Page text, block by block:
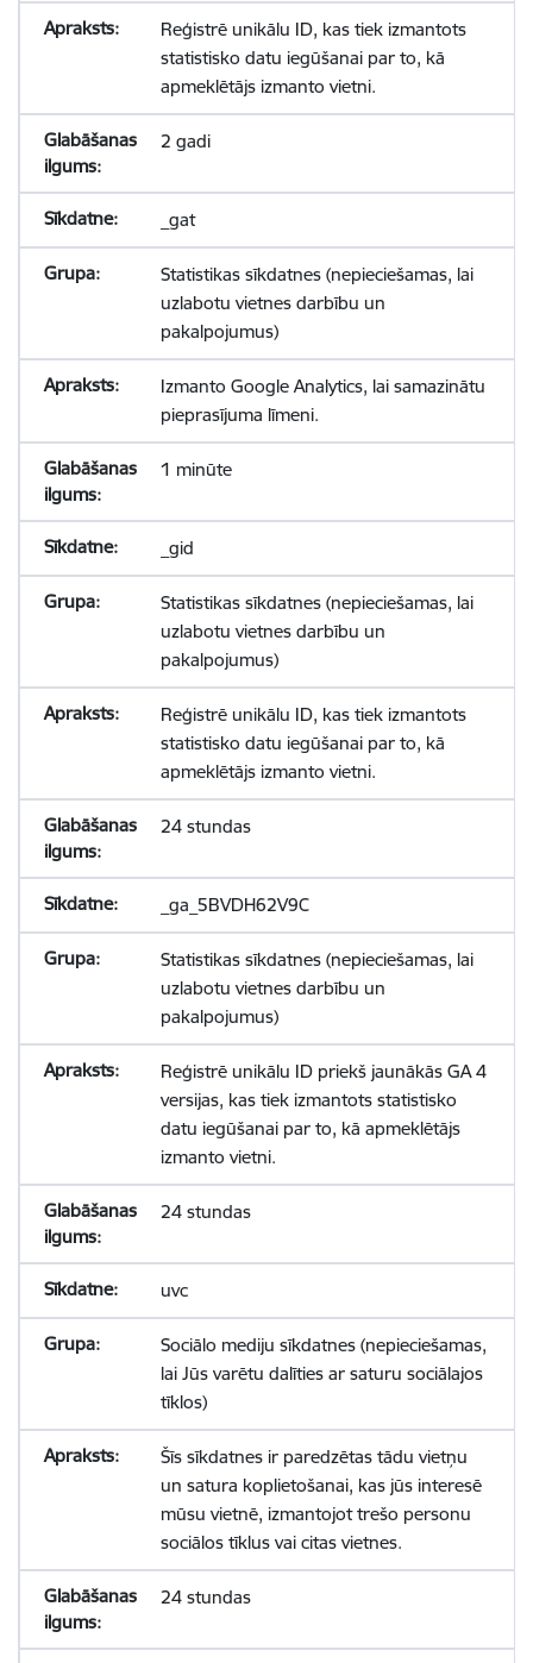
Reģistrē unikālu ID, kas tiek izmantots
statistisko datu iegūšanai par to, kā
apmeklētājs izmanto vietni.
2 gadi
_gat
Statistikas sīkdatnes (nepieciešamas, lai
uzlabotu vietnes darbību un
pakalpojumus)
Izmanto Google Analytics, lai samazinātu
pieprasījuma līmeni.
1 minūte
_gid
Statistikas sīkdatnes (nepieciešamas, lai
uzlabotu vietnes darbību un
pakalpojumus)
Reģistrē unikālu ID, kas tiek izmantots
statistisko datu iegūšanai par to, kā
apmeklētājs izmanto vietni.
24 stundas
_ga_5BVDH62V9C
Statistikas sīkdatnes (nepieciešamas, lai
uzlabotu vietnes darbību un
pakalpojumus)
Reģistrē unikālu ID priekš jaunākās GA 4
versijas, kas tiek izmantots statistisko
datu iegūšanai par to, kā apmeklētājs
izmanto vietni.
24 stundas
uvc
Sociālo mediju sīkdatnes (nepieciešamas,
lai Jūs varētu dalīties ar saturu sociālajos
tīklos)
Šīs sīkdatnes ir paredzētas tādu vietņu
un satura koplietošanai, kas jūs interesē
mūsu vietnē, izmantojot trešo personu
sociālos tīklus vai citas vietnes.
24 stundas